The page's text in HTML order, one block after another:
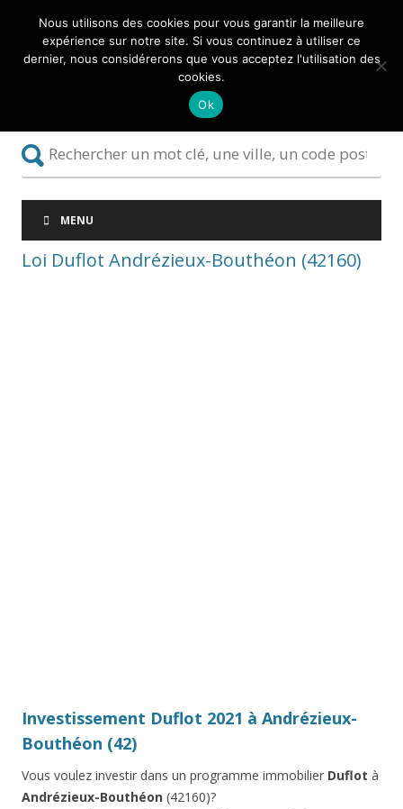
MENU
Loi Duflot Andrézieux-Bouthéon (42160)
Investissement Duflot 2021 à Andrézieux-
Bouthéon (42)
Vous voulez investir dans un programme immobilier Duflot à
Andrézieux-Bouthéon (42160)?
Nous utilisons des cookies pour vous garantir la meilleure
expérience sur notre site. Si vous continuez à utiliser ce
dernier, nous considérerons que vous acceptez l'utilisation des
cookies.
Ok